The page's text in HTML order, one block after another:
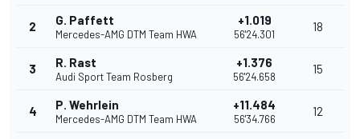
2 G. Paffett
Mercedes-AMG DTM Team HWA
+1.019
56'24.301
18
3 R. Rast
Audi Sport Team Rosberg
+1.376
56'24.658
15
4 P. Wehrlein
Mercedes-AMG DTM Team HWA
+11.484
56'34.766
12